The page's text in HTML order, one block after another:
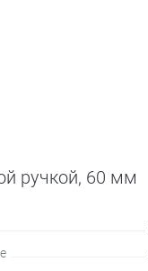
ручкой, 60 мм